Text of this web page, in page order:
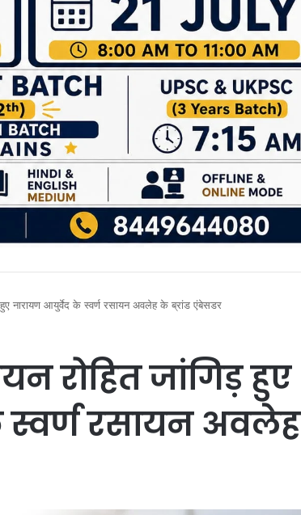
हुए नारायण आयुर्वेद के स्वर्ण रसायन अवलेह के ब्रांड एंबेसडर
रोहित जांगिड़ हुए
रसायन अवलेह